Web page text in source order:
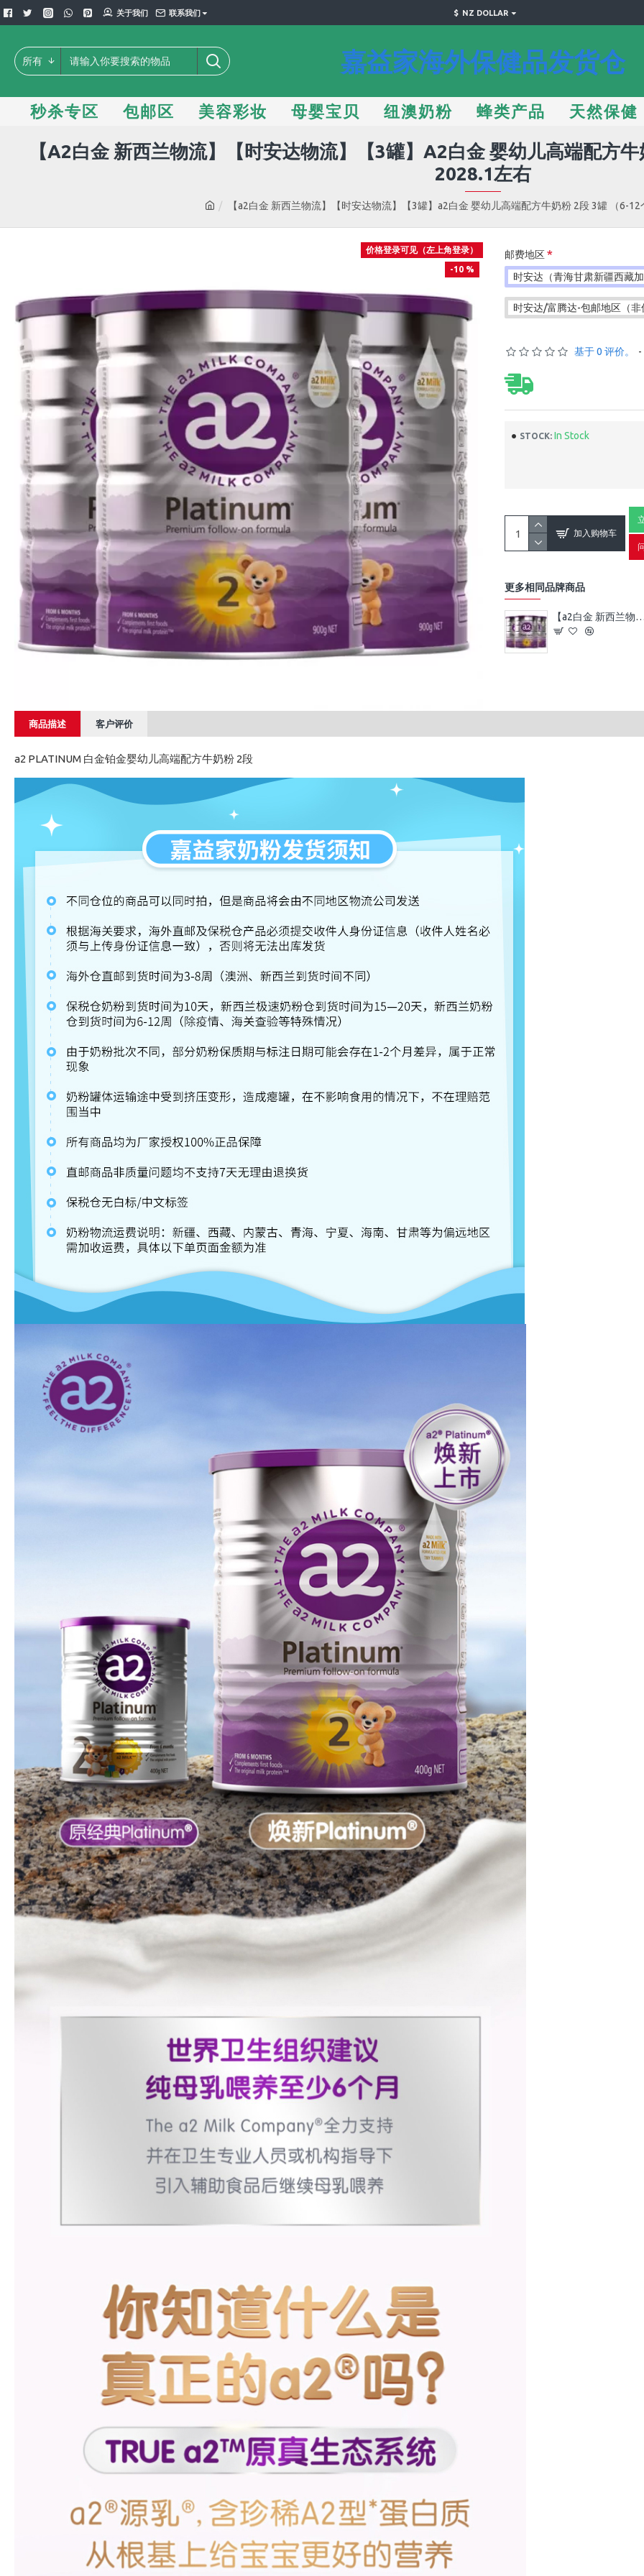
关于我们 联系我们 $ NZ DOLLAR
嘉益家海外保健品发货仓
所有
秒杀专区 包邮区 美容彩妆 母婴宝贝 纽澳奶粉 蜂类产品 天然保健
【a2白金 新西兰物流】【时安达物流】【3罐】a2白金 婴幼儿高端配方牛奶粉 2段 3罐 （6-
【A2白金 新西兰物流】【时安达物流】【3罐】A2白金 婴幼儿高端配方
2028.1左右
价格登录可见（左上角登录）
-10 %
STOCK: In Stock
基于 0 评价。 -
邮费地区
时安达（青海甘肃新疆西藏
时安达/富腾达-包邮地区（非
加入购物车
更多相同品牌商品
【a2白金 新西兰物流】【时安达物流】【3罐】a2白金 婴幼儿高端配方牛奶
商品描述 客户评价
a2 PLATINUM 白金铂金婴幼儿高端配方牛奶粉 2段